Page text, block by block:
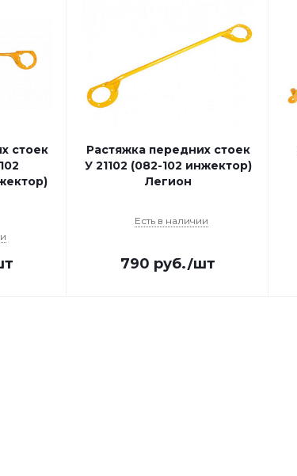
стоек
Растяжка передних стоек
У 21102 (082-102 инжектор)
Легион
Есть в наличии
790 руб./шт